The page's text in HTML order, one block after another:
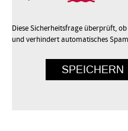
Diese Sicherheitsfrage überprüft,
und verhindert automatisches